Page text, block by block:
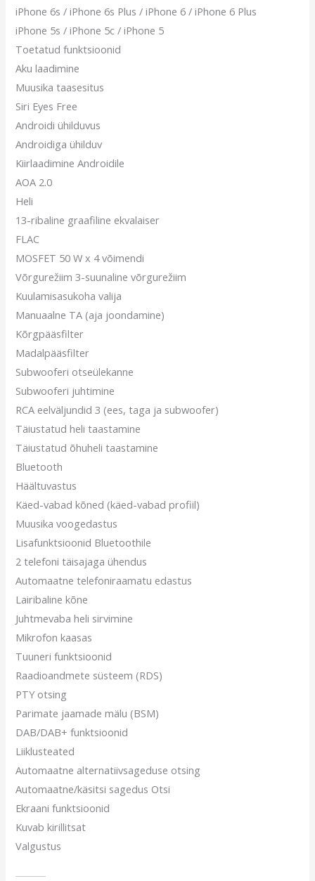
iPhone 6s / iPhone 6s Plus / iPhone 6 / iPhone 6 Plus
iPhone 5s / iPhone 5c / iPhone 5
Toetatud funktsioonid
Aku laadimine
Muusika taasesitus
Siri Eyes Free
Androidi ühilduvus
Androidiga ühilduv
Kiirlaadimine Androidile
AOA 2.0
Heli
13-ribaline graafiline ekvalaiser
FLAC
MOSFET 50 W x 4 võimendi
Võrgurežiim 3-suunaline võrgurežiim
Kuulamisasukoha valija
Manuaalne TA (aja joondamine)
Kõrgpääsfilter
Madalpääsfilter
Subwooferi otseülekanne
Subwooferi juhtimine
RCA eelväljundid 3 (ees, taga ja subwoofer)
Täiustatud heli taastamine
Täiustatud õhuheli taastamine
Bluetooth
Häältuvastus
Käed-vabad kõned (käed-vabad profiil)
Muusika voogedastus
Lisafunktsioonid Bluetoothile
2 telefoni täisajaga ühendus
Automaatne telefoniraamatu edastus
Lairibaline kõne
Juhtmevaba heli sirvimine
Mikrofon kaasas
Tuuneri funktsioonid
Raadioandmete süsteem (RDS)
PTY otsing
Parimate jaamade mälu (BSM)
DAB/DAB+ funktsioonid
Liiklusteated
Automaatne alternatiivsageduse otsing
Automaatne/käsitsi sagedus Otsi
Ekraani funktsioonid
Kuvab kirillitsat
Valgustus